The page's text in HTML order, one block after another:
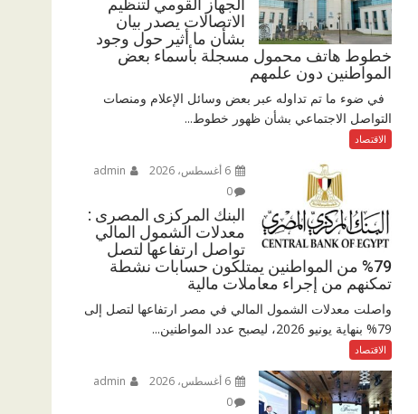
الجهاز القومي لتنظيم
الاتصالات يصدر بيان
بشأن ما أثير حول وجود
خطوط هاتف محمول مسجلة بأسماء بعض
المواطنين دون علمهم
في ضوء ما تم تداوله عبر بعض وسائل الإعلام ومنصات
التواصل الاجتماعي بشأن ظهور خطوط...
الاقتصاد
0
البنك المركزى المصرى :
معدلات الشمول المالي
تواصل ارتفاعها لتصل
79% من المواطنين يمتلكون حسابات نشطة
تمكنهم من إجراء معاملات مالية
واصلت معدلات الشمول المالي في مصر ارتفاعها لتصل إلى
79% بنهاية يونيو 2026، ليصبح عدد المواطنين...
الاقتصاد
0